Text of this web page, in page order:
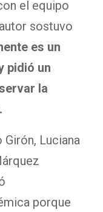
el equipo
sostuvo
es un
pidió un
la
Girón, Luciana
porque